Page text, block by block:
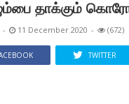
தாக்கும்
- 11 December 2020 - (672)
TWITTER